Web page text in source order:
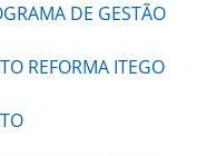
DE GESTÃO
REFORMA ITEGO